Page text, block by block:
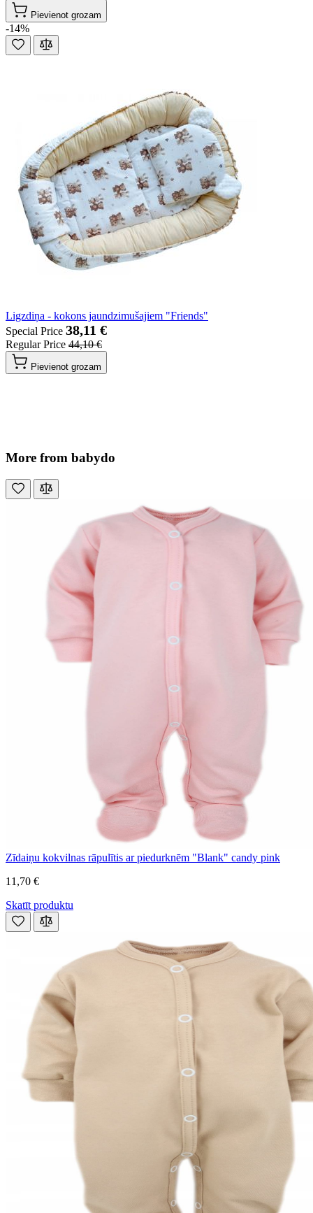
Pievienot grozam
-14%
Ligzdiņa - kokons jaundzimušajiem "Friends"
Special Price 38,11 €
Regular Price 44,10 €
Pievienot grozam
More from babydo
Zīdaiņu kokvilnas rāpulītis ar piedurknēm "Blank" candy pink
11,70 €
Skatīt produktu